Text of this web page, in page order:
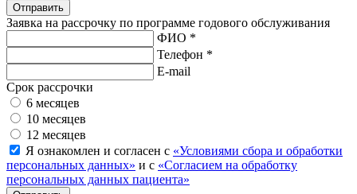
Отправить
Заявка на рассрочку по программе годового обслуживания
ФИО *
Телефон *
E-mail
Срок рассрочки
6 месяцев
10 месяцев
12 месяцев
Я ознакомлен и согласен с «Условиями сбора и обработки
персональных данных» и с «Согласием на обработку
персональных данных пациента»